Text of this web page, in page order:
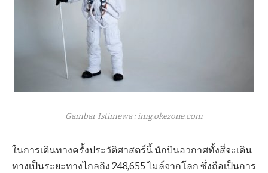
Gambar Istimewa : img.okezone.com
ในการเดินทางครั้งประวัติศาสตร์นี้ นักบินอวกาศทั้งสี่จะเดิน
ทางเป็นระยะทางไกลถึง 248,655 ไมล์จากโลก ซึ่งถือเป็นการ